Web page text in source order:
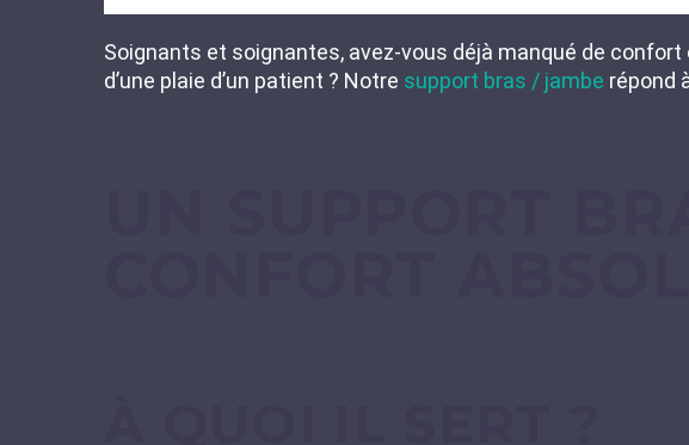
Soignants et soignantes, avez-vous déjà manqué de
d’une plaie d’un patient ? Notre support bras / jambe répond